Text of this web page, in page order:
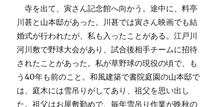
寺を出て、寅さん記念館へ向かう。途中に、料亭
川甚と山本邸があった。川甚では寅さん映画でも結
婚式が行われたが、私も入ったことがある。江戸川
河川敷で野球大会があり、試合後相手チームに招待
されたことがあった。私が草野球の現役の頃で、も
う40年も前のこと。和風建築で書院庭園の山本邸で
は、庭木には雪吊りがしてあり、祖父を思い出し
た。祖父はお屋敷勤めで、毎年雪吊り作業が晩秋の